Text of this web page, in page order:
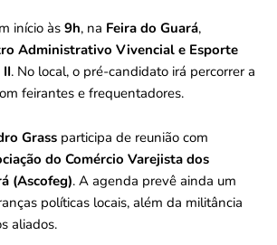
início às 9h, na Feira do Guará,
Administrativo Vivencial e Esporte
. No local, o pré-candidato irá percorrer a
feirantes e frequentadores.
Grass participa de reunião com
do Comércio Varejista dos
(Ascofeg). A agenda prevê ainda um
políticas locais, além da militância
aliados.